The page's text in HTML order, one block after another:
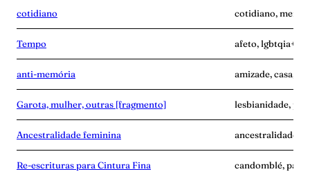
cotidiano cotidiano,
Tempo afeto, lgbtqia+,
anti-memória amizade, casa,
Garota, mulher, outras [fragmento] lesbianidade,
Ancestralidade feminina ancestralidade,
Re-escrituras para Cintura Fina candomblé,